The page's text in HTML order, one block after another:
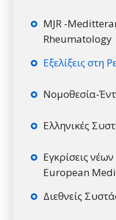
MJR -
Rheumatology
Εξελίξεις στη
Νομοθεσία-
Ελληνικές
Εγκρίσεις
European
Διεθνείς